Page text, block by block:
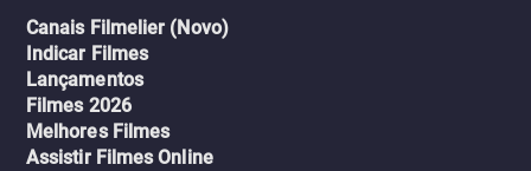
Canais Filmelier (Novo)
Indicar Filmes
Lançamentos
Filmes 2026
Melhores Filmes
Assistir Filmes Online